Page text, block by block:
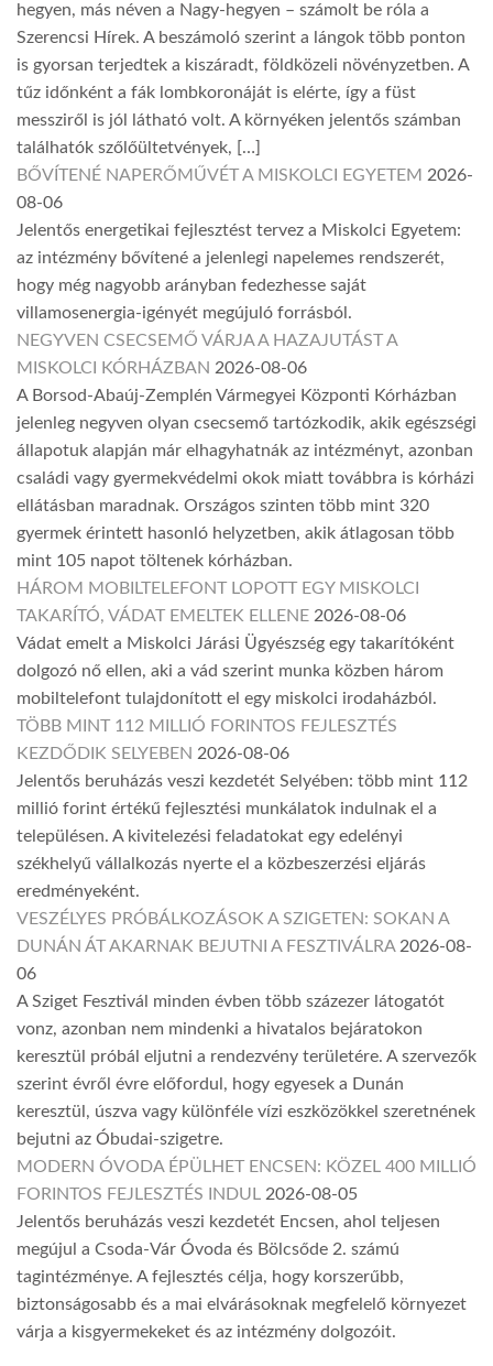
hegyen, más néven a Nagy-hegyen – számolt be róla a
Szerencsi Hírek. A beszámoló szerint a lángok több ponton
is gyorsan terjedtek a kiszáradt, földközeli növényzetben. A
tűz időnként a fák lombkoronáját is elérte, így a füst
messziről is jól látható volt. A környéken jelentős számban
találhatók szőlőültetvények, […]
BŐVÍTENÉ NAPERŐMŰVÉT A MISKOLCI EGYETEM 2026-
08-06
Jelentős energetikai fejlesztést tervez a Miskolci Egyetem:
az intézmény bővítené a jelenlegi napelemes rendszerét,
hogy még nagyobb arányban fedezhesse saját
villamosenergia-igényét megújuló forrásból.
NEGYVEN CSECSEMŐ VÁRJA A HAZAJUTÁST A
MISKOLCI KÓRHÁZBAN 2026-08-06
A Borsod-Abaúj-Zemplén Vármegyei Központi Kórházban
jelenleg negyven olyan csecsemő tartózkodik, akik egészségi
állapotuk alapján már elhagyhatnák az intézményt, azonban
családi vagy gyermekvédelmi okok miatt továbbra is kórházi
ellátásban maradnak. Országos szinten több mint 320
gyermek érintett hasonló helyzetben, akik átlagosan több
mint 105 napot töltenek kórházban.
HÁROM MOBILTELEFONT LOPOTT EGY MISKOLCI
TAKARÍTÓ, VÁDAT EMELTEK ELLENE 2026-08-06
Vádat emelt a Miskolci Járási Ügyészség egy takarítóként
dolgozó nő ellen, aki a vád szerint munka közben három
mobiltelefont tulajdonított el egy miskolci irodaházból.
TÖBB MINT 112 MILLIÓ FORINTOS FEJLESZTÉS
KEZDŐDIK SELYEBEN 2026-08-06
Jelentős beruházás veszi kezdetét Selyében: több mint 112
millió forint értékű fejlesztési munkálatok indulnak el a
településen. A kivitelezési feladatokat egy edelényi
székhelyű vállalkozás nyerte el a közbeszerzési eljárás
eredményeként.
VESZÉLYES PRÓBÁLKOZÁSOK A SZIGETEN: SOKAN A
DUNÁN ÁT AKARNAK BEJUTNI A FESZTIVÁLRA 2026-08-
06
A Sziget Fesztivál minden évben több százezer látogatót
vonz, azonban nem mindenki a hivatalos bejáratokon
keresztül próbál eljutni a rendezvény területére. A szervezők
szerint évről évre előfordul, hogy egyesek a Dunán
keresztül, úszva vagy különféle vízi eszközökkel szeretnének
bejutni az Óbudai-szigetre.
MODERN ÓVODA ÉPÜLHET ENCSEN: KÖZEL 400 MILLIÓ
FORINTOS FEJLESZTÉS INDUL 2026-08-05
Jelentős beruházás veszi kezdetét Encsen, ahol teljesen
megújul a Csoda-Vár Óvoda és Bölcsőde 2. számú
tagintézménye. A fejlesztés célja, hogy korszerűbb,
biztonságosabb és a mai elvárásoknak megfelelő környezet
várja a kisgyermekeket és az intézmény dolgozóit.